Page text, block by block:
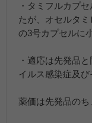
・タミフルカプ
たが、オセルタ
の3号カプセルに
・適応は先発品
イルス感染症及び
薬価は先発品のち